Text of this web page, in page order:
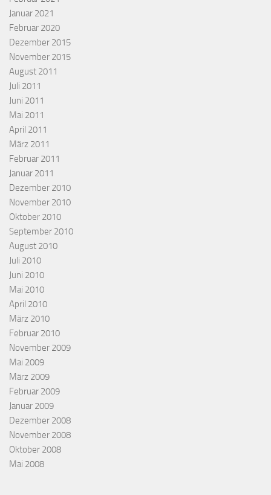
Januar 2021
Februar 2020
Dezember 2015
November 2015
August 2011
Juli 2011
Juni 2011
Mai 2011
April 2011
März 2011
Februar 2011
Januar 2011
Dezember 2010
November 2010
Oktober 2010
September 2010
August 2010
Juli 2010
Juni 2010
Mai 2010
April 2010
März 2010
Februar 2010
November 2009
Mai 2009
März 2009
Februar 2009
Januar 2009
Dezember 2008
November 2008
Oktober 2008
Mai 2008